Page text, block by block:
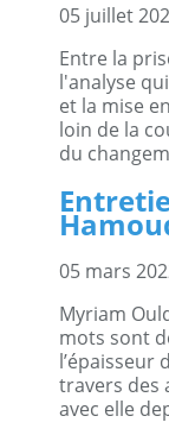
05 juillet
Entre la
l'analyse
et la mise
loin de la
du
05 mars
Myriam
mots sont
l’épaisseur
travers des
avec elle